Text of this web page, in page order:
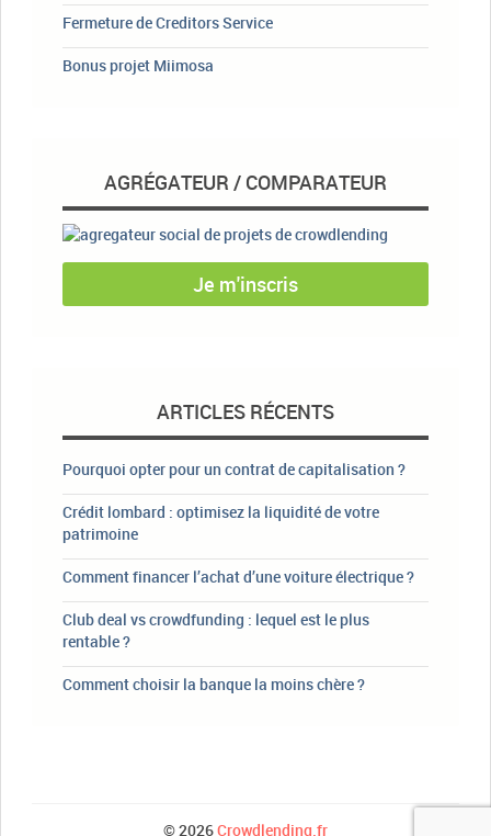
Fermeture de Creditors Service
Bonus projet Miimosa
AGRÉGATEUR / COMPARATEUR
Je m'inscris
ARTICLES RÉCENTS
Pourquoi opter pour un contrat de capitalisation ?
Crédit lombard : optimisez la liquidité de votre
patrimoine
Comment financer l’achat d’une voiture électrique ?
Club deal vs crowdfunding : lequel est le plus
rentable ?
Comment choisir la banque la moins chère ?
© 2026Crowdlending.fr